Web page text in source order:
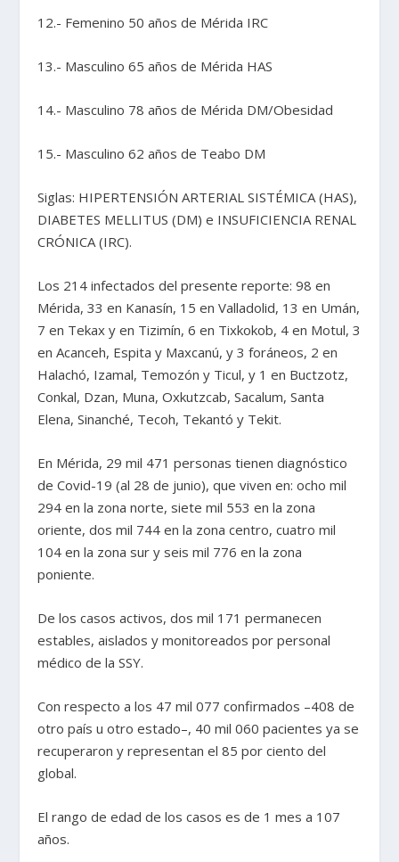
12.- Femenino 50 años de Mérida IRC
13.- Masculino 65 años de Mérida HAS
14.- Masculino 78 años de Mérida DM/Obesidad
15.- Masculino 62 años de Teabo DM
Siglas: HIPERTENSIÓN ARTERIAL SISTÉMICA (HAS),
DIABETES MELLITUS (DM) e INSUFICIENCIA RENAL
CRÓNICA (IRC).
Los 214 infectados del presente reporte: 98 en
Mérida, 33 en Kanasín, 15 en Valladolid, 13 en Umán,
7 en Tekax y en Tizimín, 6 en Tixkokob, 4 en Motul, 3
en Acanceh, Espita y Maxcanú, y 3 foráneos, 2 en
Halachó, Izamal, Temozón y Ticul, y 1 en Buctzotz,
Conkal, Dzan, Muna, Oxkutzcab, Sacalum, Santa
Elena, Sinanché, Tecoh, Tekantó y Tekit.
En Mérida, 29 mil 471 personas tienen diagnóstico
de Covid-19 (al 28 de junio), que viven en: ocho mil
294 en la zona norte, siete mil 553 en la zona
oriente, dos mil 744 en la zona centro, cuatro mil
104 en la zona sur y seis mil 776 en la zona
poniente.
De los casos activos, dos mil 171 permanecen
estables, aislados y monitoreados por personal
médico de la SSY.
Con respecto a los 47 mil 077 confirmados –408 de
otro país u otro estado–, 40 mil 060 pacientes ya se
recuperaron y representan el 85 por ciento del
global.
El rango de edad de los casos es de 1 mes a 107
años.